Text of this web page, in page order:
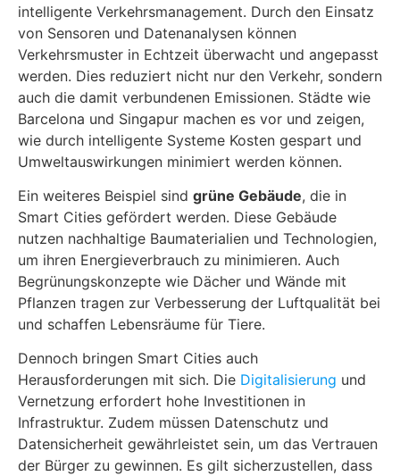
intelligente Verkehrsmanagement. Durch den Einsatz
von Sensoren und Datenanalysen können
Verkehrsmuster in Echtzeit überwacht und angepasst
werden. Dies reduziert nicht nur den Verkehr, sondern
auch die damit verbundenen Emissionen. Städte wie
Barcelona und Singapur machen es vor und zeigen,
wie durch intelligente Systeme Kosten gespart und
Umweltauswirkungen minimiert werden können.
Ein weiteres Beispiel sind grüne Gebäude, die in
Smart Cities gefördert werden. Diese Gebäude
nutzen nachhaltige Baumaterialien und Technologien,
um ihren Energieverbrauch zu minimieren. Auch
Begrünungskonzepte wie Dächer und Wände mit
Pflanzen tragen zur Verbesserung der Luftqualität bei
und schaffen Lebensräume für Tiere.
Dennoch bringen Smart Cities auch
Herausforderungen mit sich. Die Digitalisierung und
Vernetzung erfordert hohe Investitionen in
Infrastruktur. Zudem müssen Datenschutz und
Datensicherheit gewährleistet sein, um das Vertrauen
der Bürger zu gewinnen. Es gilt sicherzustellen, dass